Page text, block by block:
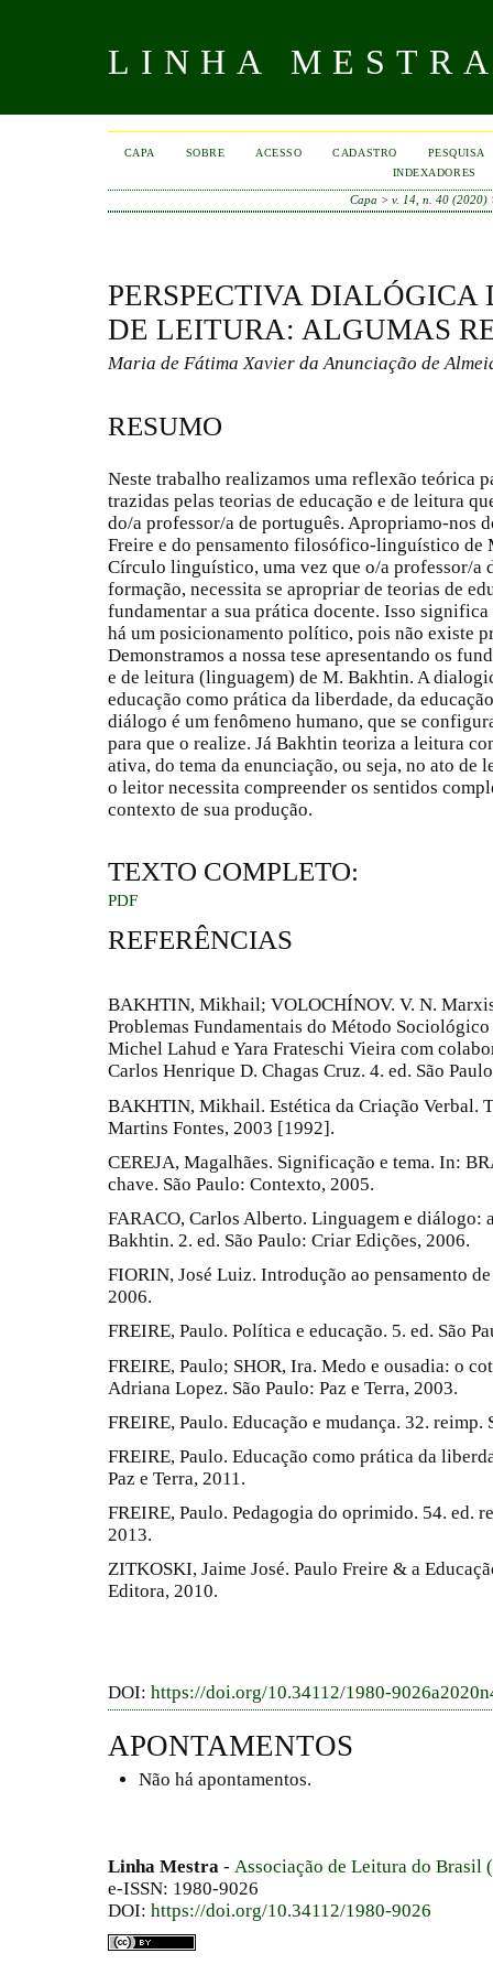
LINHA
CAPA SOBRE ACESSO CADASTRO
PESQUISA
INDEXADORES
Capa >v. 14, n. 40 (2020)
PERSPECTIVA DIALÓGICA
DE LEITURA: ALGUMAS
Maria de Fátima Xavier da Anunciação de
RESUMO
Neste trabalho realizamos uma reflexão teórica
trazidas pelas teorias de educação e de leitura
do/a professor/a de português. Apropriamo-nos
Freire e do pensamento filosófico-linguístico de
Círculo linguístico, uma vez que o/a professor/a
formação, necessita se apropriar de teorias de
fundamentar a sua prática docente. Isso
há um posicionamento político, pois não existe
Demonstramos a nossa tese apresentando os
e de leitura (linguagem) de M. Bakhtin. A
educação como prática da liberdade, da
diálogo é um fenômeno humano, que se
para que o realize. Já Bakhtin teoriza a leitura
ativa, do tema da enunciação, ou seja, no ato
o leitor necessita compreender os sentidos
contexto de sua produção.
TEXTO COMPLETO:
PDF
REFERÊNCIAS
BAKHTIN, Mikhail; VOLOCHÍNOV. V. N.
Problemas Fundamentais do Método
Michel Lahud e Yara Frateschi Vieira com
Carlos Henrique D. Chagas Cruz. 4. ed. São
BAKHTIN, Mikhail. Estética da Criação Verbal.
Martins Fontes, 2003 [1992].
CEREJA, Magalhães. Significação e tema. In:
chave. São Paulo: Contexto, 2005.
FARACO, Carlos Alberto. Linguagem e diálogo:
Bakhtin. 2. ed. São Paulo: Criar Edições, 2006.
FIORIN, José Luiz. Introdução ao pensamento
2006.
FREIRE, Paulo. Política e educação. 5. ed. São
FREIRE, Paulo; SHOR, Ira. Medo e ousadia: o
Adriana Lopez. São Paulo: Paz e Terra, 2003.
FREIRE, Paulo. Educação e mudança. 32. reimp.
FREIRE, Paulo. Educação como prática da
Paz e Terra, 2011.
FREIRE, Paulo. Pedagogia do oprimido. 54. ed.
2013.
ZITKOSKI, Jaime José. Paulo Freire & a
Editora, 2010.
DOI: https://doi.org/10.34112/1980-
APONTAMENTOS
Não há apontamentos.
Linha Mestra - Associação de Leitura do Brasil
e-ISSN: 1980-9026
DOI: https://doi.org/10.34112/1980-9026